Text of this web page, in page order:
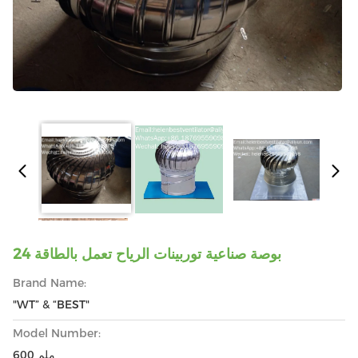
24 بوصة صناعية توربينات الرياح تعمل بالطاقة
Brand Name:
"WT” & “BEST"
Model Number:
600 ملم